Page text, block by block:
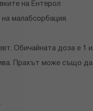
на Ентерол
малабсорбация.
Обичайната доза е 1
Прахът може също да